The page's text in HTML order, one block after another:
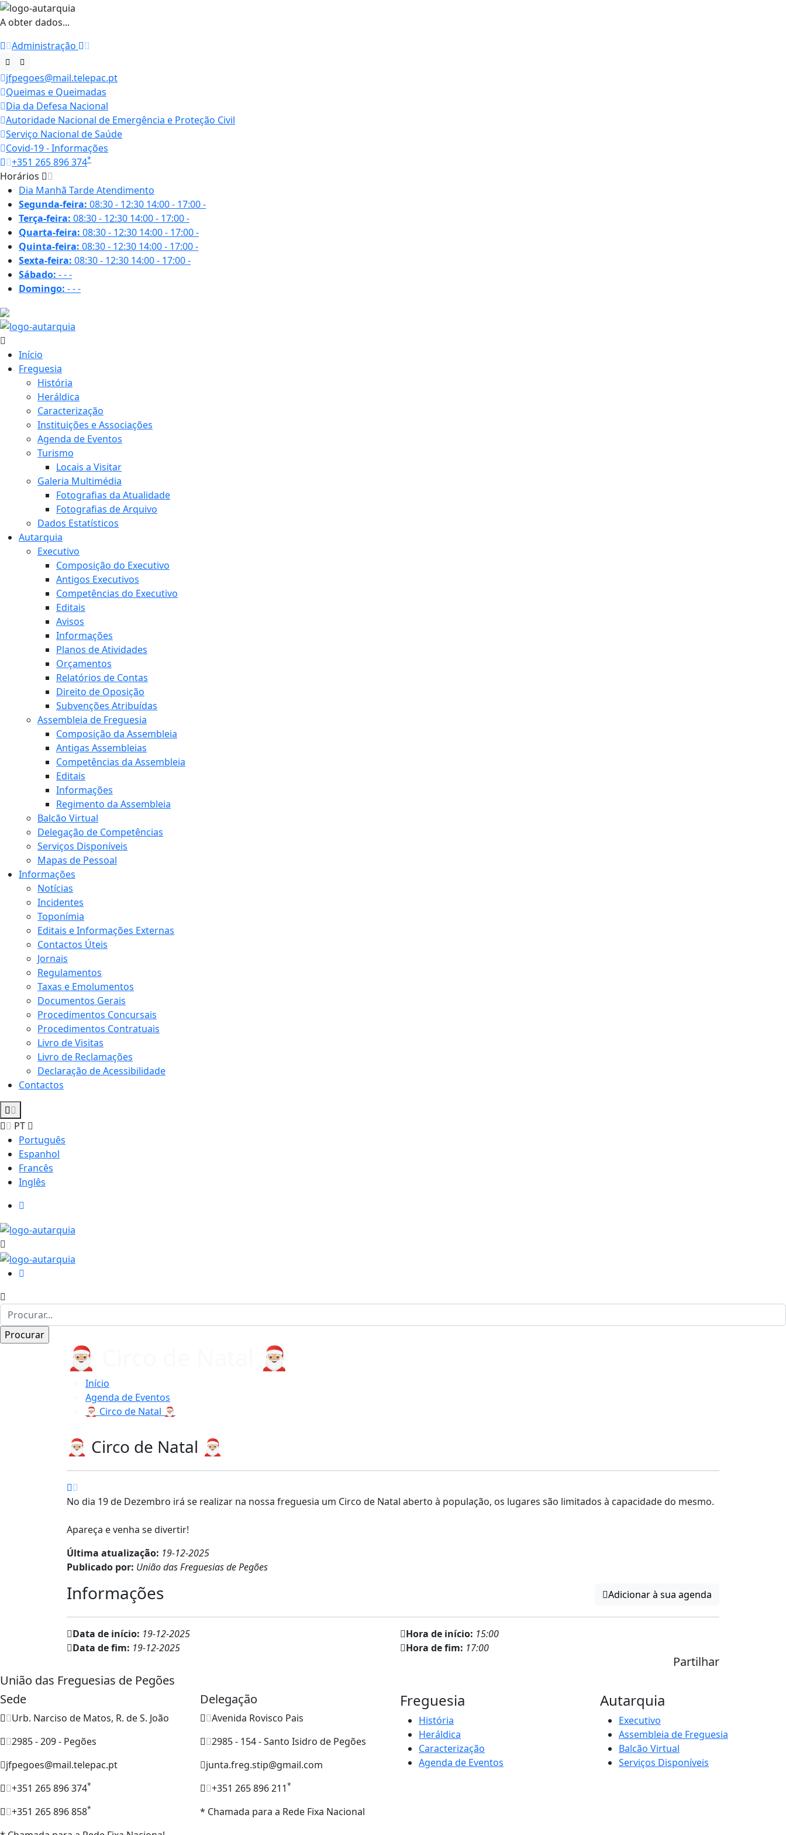
A obter dados...
Administração
jfpegoes@mail.telepac.pt
Queimas e Queimadas
Dia da Defesa Nacional
Autoridade Nacional de Emergência e Proteção Civil
Serviço Nacional de Saúde
Covid-19 - Informações
+351 265 896 374*
Horários
Dia Manhã TardeAtendimento
Segunda-feira: 08:30 - 12:30 14:00 - 17:00-
Terça-feira: 08:30 - 12:30 14:00 - 17:00-
Quarta-feira: 08:30 - 12:30 14:00 - 17:00-
Quinta-feira: 08:30 - 12:30 14:00 - 17:00-
Sexta-feira: 08:30 - 12:30 14:00 - 17:00-
Sábado: ---
Domingo: ---
Início
Freguesia
História
Heráldica
Caracterização
Instituições e Associações
Agenda de Eventos
Turismo
Locais a Visitar
Galeria Multimédia
Fotografias da Atualidade
Fotografias de Arquivo
Dados Estatísticos
Autarquia
Executivo
Composição do Executivo
Antigos Executivos
Competências do Executivo
Editais
Avisos
Informações
Planos de Atividades
Orçamentos
Relatórios de Contas
Direito de Oposição
Subvenções Atribuídas
Assembleia de Freguesia
Composição da Assembleia
Antigas Assembleias
Competências da Assembleia
Editais
Informações
Regimento da Assembleia
Balcão Virtual
Delegação de Competências
Serviços Disponíveis
Mapas de Pessoal
Informações
Notícias
Incidentes
Toponímia
Editais e Informações Externas
Contactos Úteis
Jornais
Regulamentos
Taxas e Emolumentos
Documentos Gerais
Procedimentos Concursais
Procedimentos Contratuais
Livro de Visitas
Livro de Reclamações
Declaração de Acessibilidade
Contactos
PT
Português
Espanhol
Francês
Inglês
🎅🏼 Circo de Natal 🎅🏼
Início
Agenda de Eventos
🎅🏼 Circo de Natal 🎅🏼
🎅🏼 Circo de Natal 🎅🏼
No dia 19 de Dezembro irá se realizar na nossa freguesia um Circo de Natal aberto à população, os lugares são limitados à capacidade do mesmo.
Apareça e venha se divertir!
Última atualização: 19-12-2025
Publicado por: União das Freguesias de Pegões
Informações Adicionar à sua agenda
Data de início: 19-12-2025 Hora de início: 15:00
Data de fim: 19-12-2025 Hora de fim: 17:00
Partilhar
União das Freguesias de Pegões
Sede
Urb. Narciso de Matos, R. de S. João
2985 - 209 - Pegões
jfpegoes@mail.telepac.pt
+351 265 896 374*
+351 265 896 858*
Delegação
Avenida Rovisco Pais
2985 - 154 - Santo Isidro de Pegões
junta.freg.stip@gmail.com
+351 265 896 211*
* Chamada para a Rede Fixa Nacional
Freguesia
História
Heráldica
Caracterização
Agenda de Eventos
Autarquia
Executivo
Assembleia de Freguesia
Balcão Virtual
Serviços Disponíveis